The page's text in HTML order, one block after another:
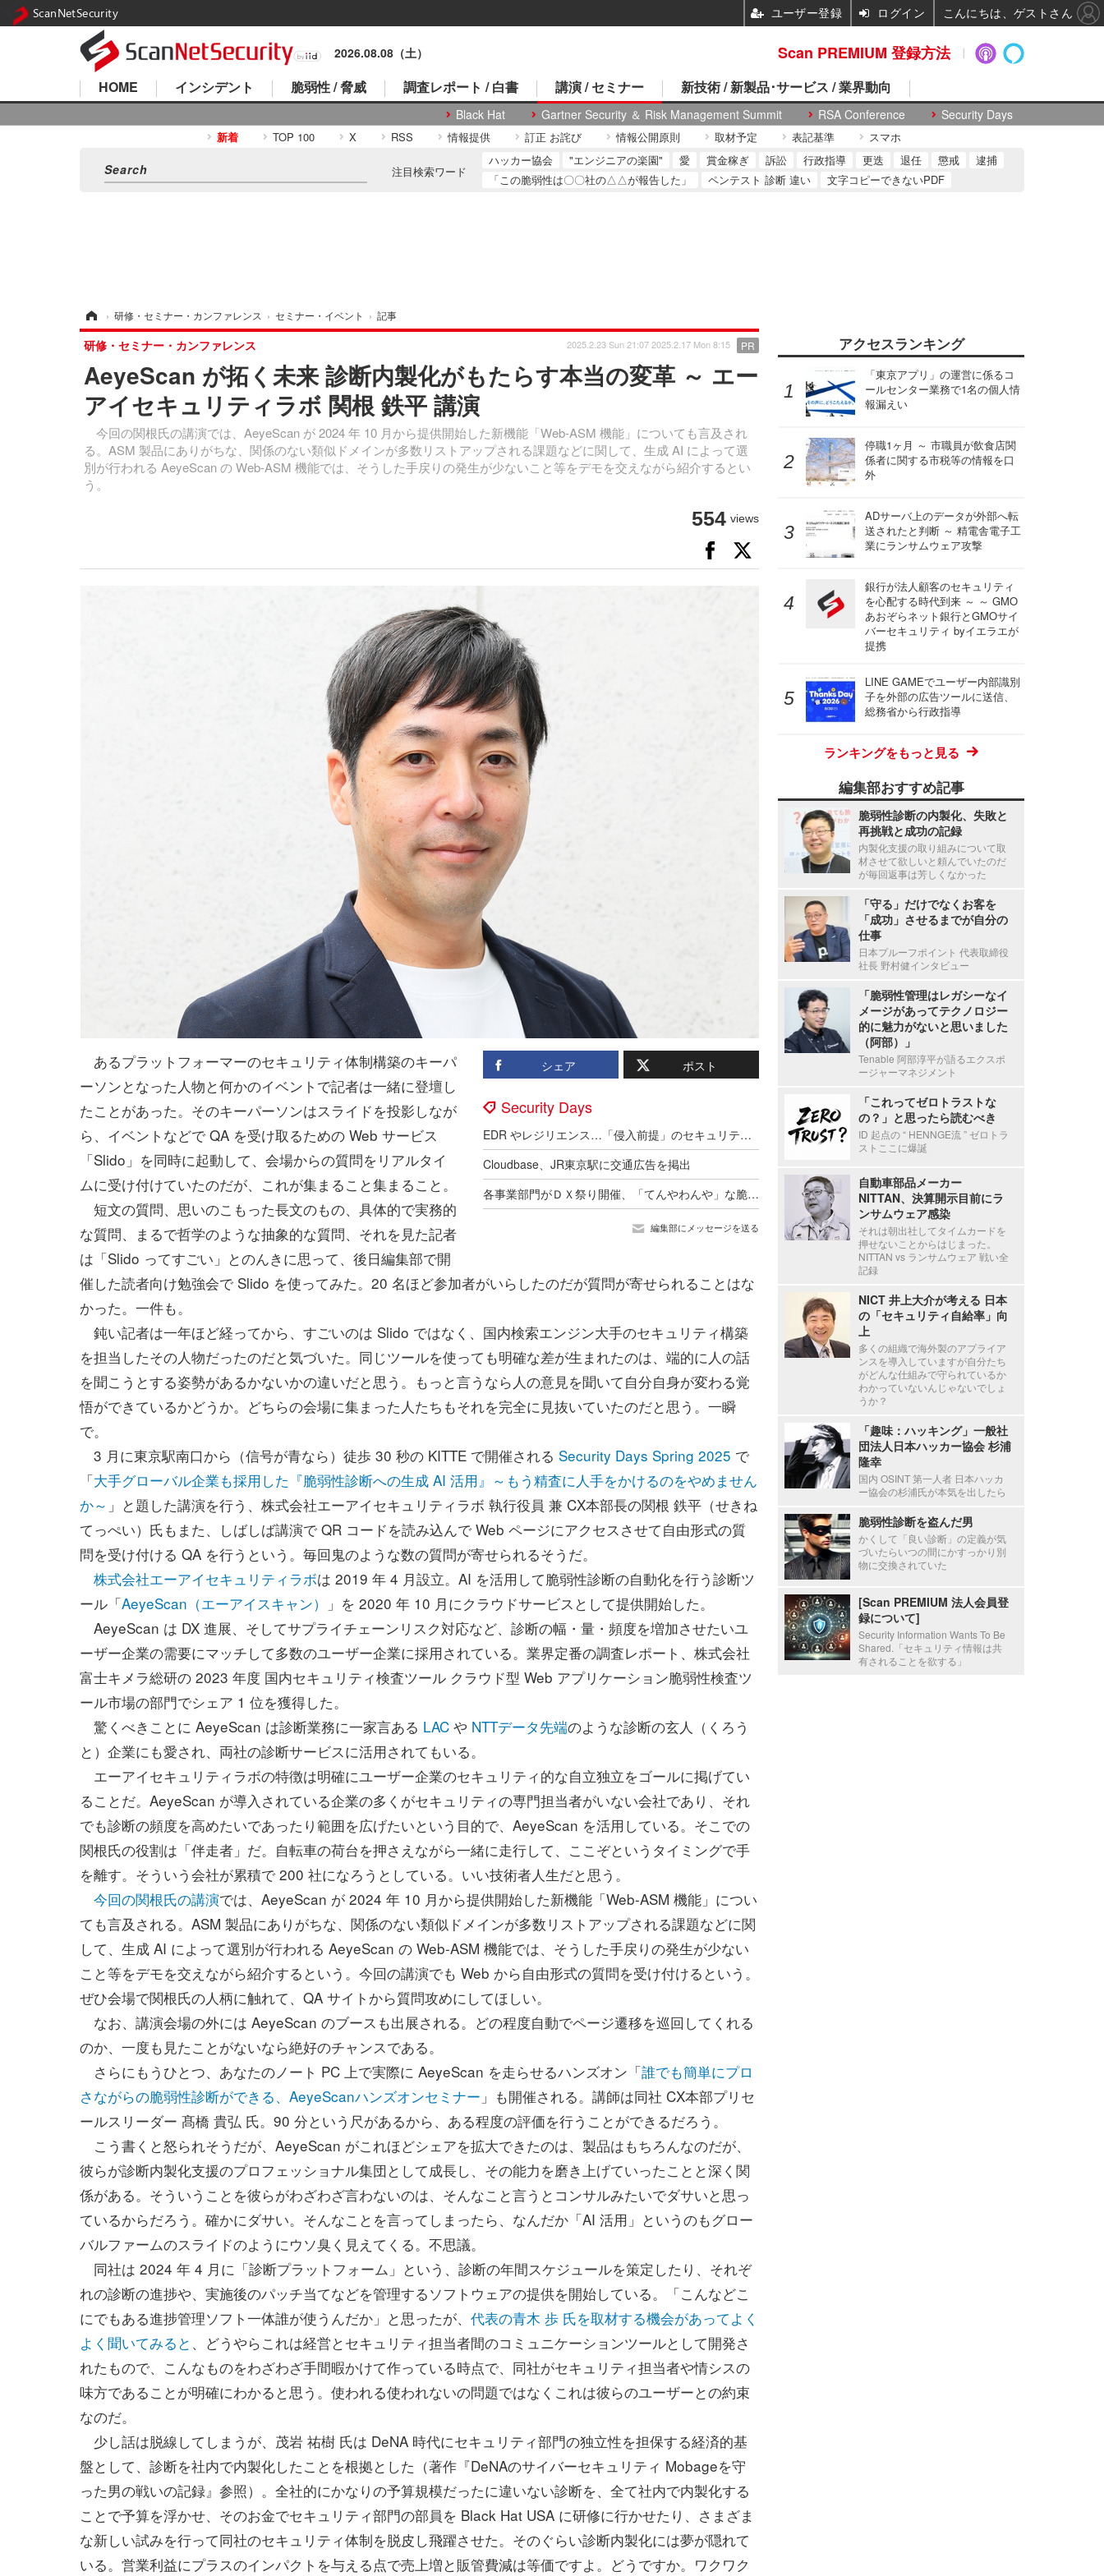
2026.08.08（土）
HOME インシデント 脆弱性 / 脅威 調査レポート / 白書 講演 / セミナー
Black Hat Gartner Security ＆ Risk Management Summit RSA Conference Security Days
新技術 / 新製品･サービス / 業界動向
新着 TOP 100 X RSS 情報提供 訂正 お詫び 情報公開原則 取材予定 表記基準 スマホ
注目検索ワード
ハッカー協会 "エンジニアの楽園" 愛 賞金稼ぎ 訴訟 行政指導 更迭 退任 懲戒
逮捕
「この脆弱性は〇〇社の△△が報告した」
ペンテスト 診断 違い 文字コピーできないPDF
› 研修・セミナー・カンファレンス › セミナー・イベント › 記事
AeyeScan が拓く未来 診断内製化がもたらす本当の変革 ～ エー
アイセキュリティラボ 関根 鉄平 講演
今回の関根氏の講演では、AeyeScan が 2024 年 10 月から提供開始した新機能「Web-ASM 機能」についても言及され
る。ASM 製品にありがちな、関係のない類似ドメインが多数リストアップされる課題などに関して、生成 AI によって選
別が行われる AeyeScan の Web-ASM 機能では、そうした手戻りの発生が少ないこと等をデモを交えながら紹介するとい
う。
研修・セミナー・カンファレンス 2025.2.23 Sun 21:07 2025.2.17 Mon 8:15 PR
554 views
シェア ポスト
Security Days
EDR やレジリエンス…「侵入前提」のセキュリティに足りないものとは？ アカマイだからこそ語れる“予防”という忘れられた視点
Cloudbase、JR東京駅に交通広告を掲出
各事業部門がＤＸ祭り開催、「てんやわんや」な脆弱性対応から抜け出すには ～ エーアイセキュリティラボが提唱する Web 資産トリアージと ASM 活用の実践
編集部にメッセージを送る
あるプラットフォーマーのセキュリティ体制構築のキーパ
ーソンとなった人物と何かのイベントで記者は一緒に登壇し
たことがあった。そのキーパーソンはスライドを投影しなが
ら、イベントなどで QA を受け取るための Web サービス
「Slido」を同時に起動して、会場からの質問をリアルタイ
ムに受け付けていたのだが、これが集まること集まること。
短文の質問、思いのこもった長文のもの、具体的で実務的
な質問、まるで哲学のような抽象的な質問、それを見た記者
は「Slido ってすごい」とのんきに思って、後日編集部で開
催した読者向け勉強会で Slido を使ってみた。20 名ほど参加者がいらしたのだが質問が寄せられることはな
かった。一件も。
鈍い記者は一年ほど経ってから、すごいのは Slido ではなく、国内検索エンジン大手のセキュリティ構築
を担当したその人物だったのだと気づいた。同じツールを使っても明確な差が生まれたのは、端的に人の話
を聞こうとする姿勢があるかないかの違いだと思う。もっと言うなら人の意見を聞いて自分自身が変わる覚
悟ができているかどうか。どちらの会場に集まった人たちもそれを完全に見抜いていたのだと思う。一瞬
で。
3 月に東京駅南口から（信号が青なら）徒歩 30 秒の KITTE で開催される Security Days Spring 2025 で
「大手グローバル企業も採用した『脆弱性診断への生成 AI 活用』～もう精査に人手をかけるのをやめません
か～ 」と題した講演を行う、株式会社エーアイセキュリティラボ 執行役員 兼 CX本部長の関根 鉄平（せきね
てっぺい）氏もまた、しばしば講演で QR コードを読み込んで Web ページにアクセスさせて自由形式の質
問を受け付ける QA を行うという。毎回鬼のような数の質問が寄せられるそうだ。
株式会社エーアイセキュリティラボは 2019 年 4 月設立。AI を活用して脆弱性診断の自動化を行う診断ツ
ール「AeyeScan（エーアイスキャン）
」を 2020 年 10 月にクラウドサービスとして提供開始した。
AeyeScan は DX 進展、そしてサプライチェーンリスク対応など、診断の幅・量・頻度を増加させたいユ
ーザー企業の需要にマッチして多数のユーザー企業に採用されている。業界定番の調査レポート、株式会社
富士キメラ総研の 2023 年度 国内セキュリティ検査ツール クラウド型 Web アプリケーション脆弱性検査ツ
ール市場の部門でシェア 1 位を獲得した。
驚くべきことに AeyeScan は診断業務に一家言ある LAC や NTTデータ先端のような診断の玄人（くろう
と）企業にも愛され、両社の診断サービスに活用されてもいる。
エーアイセキュリティラボの特徴は明確にユーザー企業のセキュリティ的な自立独立をゴールに掲げてい
ることだ。AeyeScan が導入されている企業の多くがセキュリティの専門担当者がいない会社であり、それ
でも診断の頻度を高めたいであったり範囲を広げたいという目的で、AeyeScan を活用している。そこでの
関根氏の役割は「伴走者」だ。自転車の荷台を押さえながら一緒に走行して、ここぞというタイミングで手
を離す。そういう会社が累積で 200 社になろうとしている。いい技術者人生だと思う。
今回の関根氏の講演では、AeyeScan が 2024 年 10 月から提供開始した新機能「Web-ASM 機能」につい
ても言及される。ASM 製品にありがちな、関係のない類似ドメインが多数リストアップされる課題などに関
して、生成 AI によって選別が行われる AeyeScan の Web-ASM 機能では、そうした手戻りの発生が少ない
こと等をデモを交えながら紹介するという。今回の講演でも Web から自由形式の質問を受け付けるという。
ぜひ会場で関根氏の人柄に触れて、QA サイトから質問攻めにしてほしい。
なお、講演会場の外には AeyeScan のブースも出展される。どの程度自動でページ遷移を巡回してくれる
のか、一度も見たことがないなら絶好のチャンスである。
さらにもうひとつ、あなたのノート PC 上で実際に AeyeScan を走らせるハンズオン「誰でも簡単にプロ
さながらの脆弱性診断ができる、AeyeScanハンズオンセミナー 」も開催される。講師は同社 CX本部プリセ
ールスリーダー 髙橋 貴弘 氏。90 分という尺があるから、ある程度の評価を行うことができるだろう。
こう書くと怒られそうだが、AeyeScan がこれほどシェアを拡大できたのは、製品はもちろんなのだが、
彼らが診断内製化支援のプロフェッショナル集団として成長し、その能力を磨き上げていったことと深く関
係がある。そういうことを彼らがわざわざ言わないのは、そんなこと言うとコンサルみたいでダサいと思っ
ているからだろう。確かにダサい。そんなことを言ってしまったら、なんだか「AI 活用」というのもグロー
バルファームのスライドのようにウソ臭く見えてくる。不思議。
同社は 2024 年 4 月に「診断プラットフォーム」という、診断の年間スケジュールを策定したり、それぞ
れの診断の進捗や、実施後のパッチ当てなどを管理するソフトウェアの提供を開始している。「こんなどこ
にでもある進捗管理ソフト一体誰が使うんだか」と思ったが、 代表の青木 歩 氏を取材する機会があってよく
よく聞いてみると 、どうやらこれは経営とセキュリティ担当者間のコミュニケーションツールとして開発さ
れたもので、こんなものをわざわざ手間暇かけて作っている時点で、同社がセキュリティ担当者や情シスの
味方であることが明確にわかると思う。使われる使われないの問題ではなくこれは彼らのユーザーとの約束
なのだ。
少し話は脱線してしまうが、茂岩 祐樹 氏は DeNA 時代にセキュリティ部門の独立性を担保する経済的基
盤として、診断を社内で内製化したことを根拠とした（著作『DeNAのサイバーセキュリティ Mobageを守
った男の戦いの記録』参照）。全社的にかなりの予算規模だったに違いない診断を、全て社内で内製化する
ことで予算を浮かせ、そのお金でセキュリティ部門の部員を Black Hat USA に研修に行かせたり、さまざま
な新しい試みを行って同社のセキュリティ体制を脱皮し飛躍させた。そのぐらい診断内製化には夢が隠れて
いる。営業利益にプラスのインパクトを与える点で売上増と販管費減は等価ですよ。どうですか。ワクワク
アクセスランキング
「東京アプリ」の運営に係るコ
ールセンター業務で1名の個人情
報漏えい
停職1ヶ月 ～ 市職員が飲食店関
係者に関する市税等の情報を口
外
ADサーバ上のデータが外部へ転
送されたと判断 ～ 精電舎電子工
業にランサムウェア攻撃
銀行が法人顧客のセキュリティ
を心配する時代到来 ～ ～ GMO
あおぞらネット銀行とGMOサイ
バーセキュリティ byイエラエが
提携
LINE GAMEでユーザー内部識別
子を外部の広告ツールに送信、
総務省から行政指導
ランキングをもっと見る
編集部おすすめ記事
脆弱性診断の内製化、失敗と
再挑戦と成功の記録
内製化支援の取り組みについて取
材させて欲しいと頼んでいたのだ
が毎回返事は芳しくなかった
「守る」だけでなくお客を
「成功」させるまでが自分の
仕事
日本プルーフポイント 代表取締役
社長 野村健インタビュー
「脆弱性管理はレガシーなイ
メージがあってテクノロジー
的に魅力がないと思いました
（阿部）」
Tenable 阿部淳平が語るエクスポ
ージャーマネジメント
「これってゼロトラストな
の？」と思ったら読むべき
ID 起点の “ HENNGE流 ” ゼロトラ
ストここに爆誕
自動車部品メーカー
NITTAN、決算開示目前にラ
ンサムウェア感染
それは朝出社してタイムカードを
押せないことからはじまった。
NITTAN vs ランサムウェア 戦い全
記録
NICT 井上大介が考える 日本
の「セキュリティ自給率」向
上
多くの組織で海外製のアプライア
ンスを導入していますが自分たち
がどんな仕組みで守られているか
わかっていないんじゃないでしょ
うか？
「趣味：ハッキング」一般社
団法人日本ハッカー協会 杉浦
隆幸
国内 OSINT 第一人者 日本ハッカ
ー協会の杉浦氏が本気を出したら
脆弱性診断を盗んだ男
かくして「良い診断」の定義が気
づいたらいつの間にかすっかり別
物に交換されていた
[Scan PREMIUM 法人会員登
録について]
Security Information Wants To Be
Shared.「セキュリティ情報は共
有されることを欲する」
Scan PREMIUM 登録方法
ScanNetSecurity ユーザー登録 ログイン こんにちは、ゲストさん